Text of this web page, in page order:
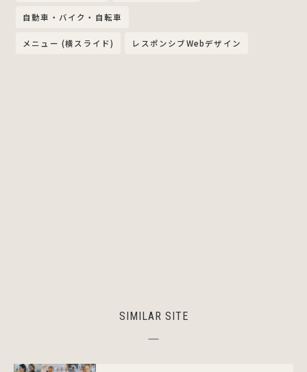
自動車・バイク・自転車
メニュー (横スライド) レスポンシブWebデザイン
SIMILAR SITE